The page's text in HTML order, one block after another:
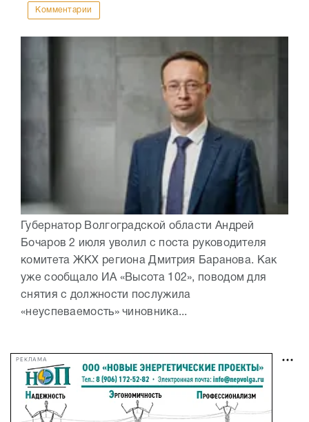
Комментарии
Губернатор Волгоградской области Андрей
Бочаров 2 июля уволил с поста руководителя
комитета ЖКХ региона Дмитрия Баранова. Как
уже сообщало ИА «Высота 102», поводом для
снятия с должности послужила
«неуспеваемость» чиновника...
РЕКЛАМА